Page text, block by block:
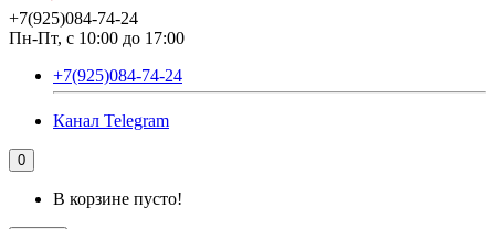
+7(925)084-74-24
Пн-Пт, с 10:00 до 17:00
+7(925)084-74-24
Канал Telegram
0
В корзине пусто!